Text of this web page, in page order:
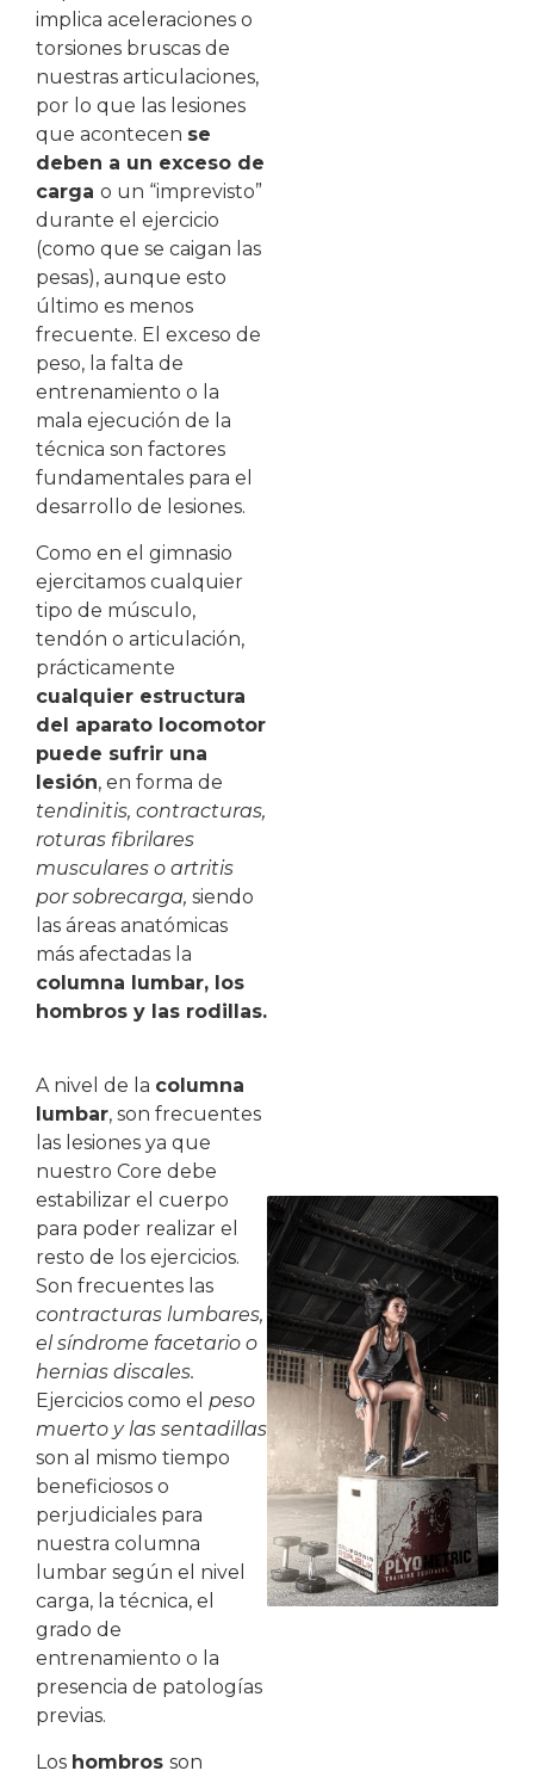
implica aceleraciones o
torsiones bruscas de
nuestras articulaciones,
por lo que las lesiones
que acontecen se
deben a un exceso de
carga o un “imprevisto”
durante el ejercicio
(como que se caigan las
pesas), aunque esto
último es menos
frecuente. El exceso de
peso, la falta de
entrenamiento o la
mala ejecución de la
técnica son factores
fundamentales para el
desarrollo de lesiones.
Como en el gimnasio
ejercitamos cualquier
tipo de músculo,
tendón o articulación,
prácticamente
cualquier estructura
del aparato locomotor
puede sufrir una
lesión, en forma de
tendinitis, contracturas,
roturas fibrilares
musculares o artritis
por sobrecarga, siendo
las áreas anatómicas
más afectadas la
columna lumbar, los
hombros y las rodillas.
A nivel de la columna
lumbar, son frecuentes
las lesiones ya que
nuestro Core debe
estabilizar el cuerpo
para poder realizar el
resto de los ejercicios.
Son frecuentes las
contracturas lumbares,
el síndrome facetario o
hernias discales.
Ejercicios como el peso
muerto y las sentadillas
son al mismo tiempo
beneficiosos o
perjudiciales para
nuestra columna
lumbar según el nivel
carga, la técnica, el
grado de
entrenamiento o la
presencia de patologías
previas.
Los hombros son